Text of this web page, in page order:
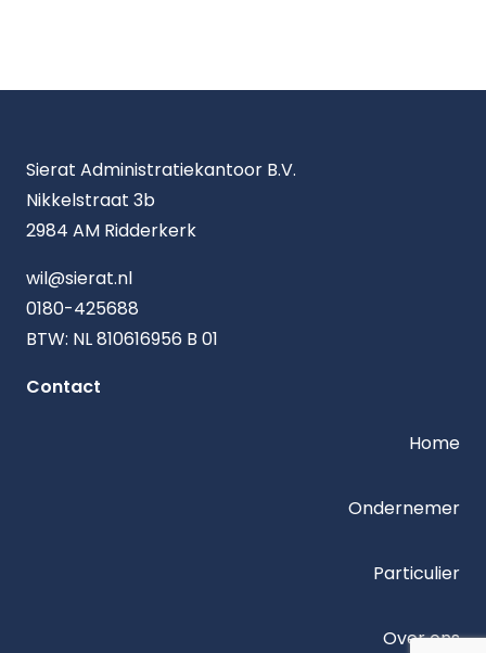
Sierat Administratiekantoor B.V.
Nikkelstraat 3b
2984 AM Ridderkerk
wil@sierat.nl
0180-425688
BTW: NL 810616956 B 01
Contact
Home
Ondernemer
Particulier
Over ons